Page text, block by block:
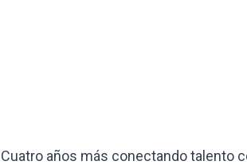
Cuatro años más conectando talento